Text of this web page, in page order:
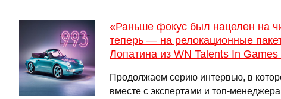
«Раньше фокус был нацелен на
теперь — на релокационные
Лопатина из WN Talents In
Продолжаем серию интервью, в
вместе с экспертами и топ-